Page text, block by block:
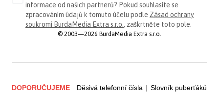
informace od našich partnerů? Pokud souhlasíte se
zpracováním údajů k tomuto účelu podle Zásad ochrany
soukromí BurdaMedia Extra s.r.o. , zaškrtněte toto pole.
© 2003—2026 BurdaMedia Extra s.r.o.
DOPORUČUJEME Děsivá telefonní čísla | Slovník puberťáků